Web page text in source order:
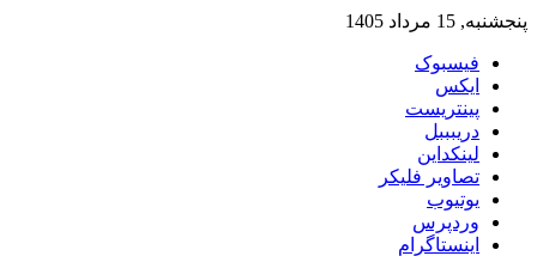
پنجشنبه, 15 مرداد 1405
فیسبوک
ایکس
پینتریست
دریبببل
لینکداین
تصاویر فلیکر
یوتیوب
وردپرس
اینستاگرام